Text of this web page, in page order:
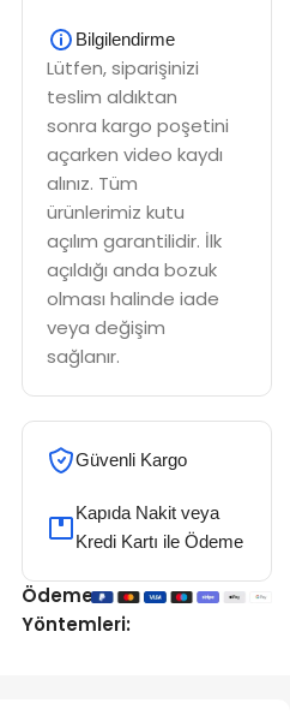
Bilgilendirme
Lütfen, siparişinizi
teslim aldıktan
sonra kargo poşetini
açarken video kaydı
alınız. Tüm
ürünlerimiz kutu
açılım garantilidir. İlk
açıldığı anda bozuk
olması halinde iade
veya değişim
sağlanır.
Güvenli Kargo
Kapıda Nakit veya
Kredi Kartı ile Ödeme
Ödeme
Yöntemleri: